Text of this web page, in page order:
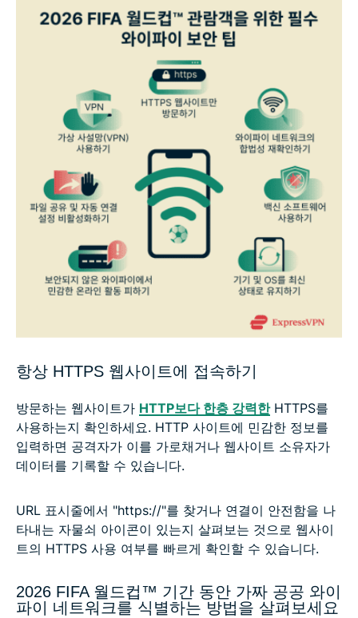
항상 HTTPS 웹사이트에 접속하기
방문하는 웹사이트가 HTTP보다 한층 강력한HTTPS를
사용하는지 확인하세요. HTTP 사이트에 민감한 정보를
입력하면 공격자가 이를 가로채거나 웹사이트 소유자가
데이터를 기록할 수 있습니다.
URL 표시줄에서 "https://"를 찾거나 연결이 안전함을 나
타내는 자물쇠 아이콘이 있는지 살펴보는 것으로 웹사이
트의 HTTPS 사용 여부를 빠르게 확인할 수 있습니다.
2026 FIFA 월드컵™ 기간 동안 가짜 공공 와이
파이 네트워크를 식별하는 방법을 살펴보세요